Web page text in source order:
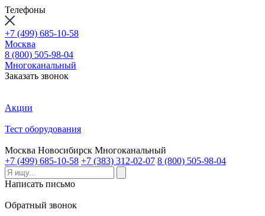
Телефоны
+7 (499) 685-10-58
Москва
8 (800) 505-98-04
Многоканальный
Заказать звонок
Акции
Тест оборудования
Москва Новосибирск Многоканальный
+7 (499) 685-10-58 +7 (383) 312-02-07 8 (800) 505-98-04
Написать письмо
Обратный звонок